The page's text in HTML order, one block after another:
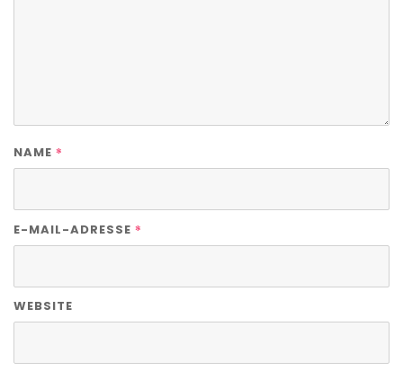
NAME *
E-MAIL-ADRESSE *
WEBSITE